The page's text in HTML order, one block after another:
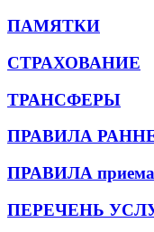
ПАМЯТКИ
СТРАХОВАНИЕ
ТРАНСФЕРЫ
ПРАВИЛА
ПРАВИЛА приема
ПЕРЕЧЕНЬ